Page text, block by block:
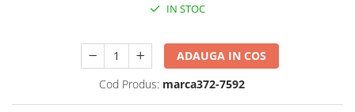
IN STOC
ADAUGA IN COS
Cod Produs: marca372-7592